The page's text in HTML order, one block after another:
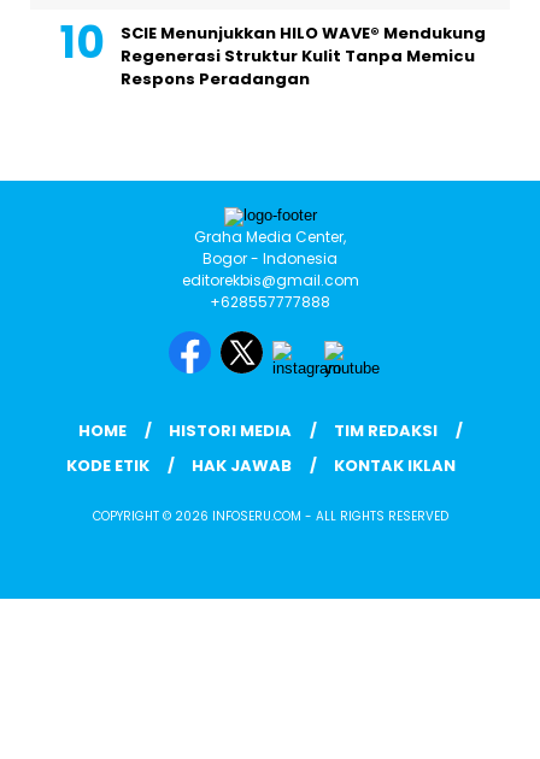
SCIE Menunjukkan HILO WAVE® Mendukung
Regenerasi Struktur Kulit Tanpa Memicu
Respons Peradangan
Graha Media Center,
Bogor - Indonesia
editorekbis@gmail.com
+628557777888
HOME HISTORI MEDIA
TIM REDAKSI
KODE ETIK
HAK JAWAB KONTAK IKLAN
COPYRIGHT © 2026 INFOSERU.COM - ALL RIGHTS RESERVED